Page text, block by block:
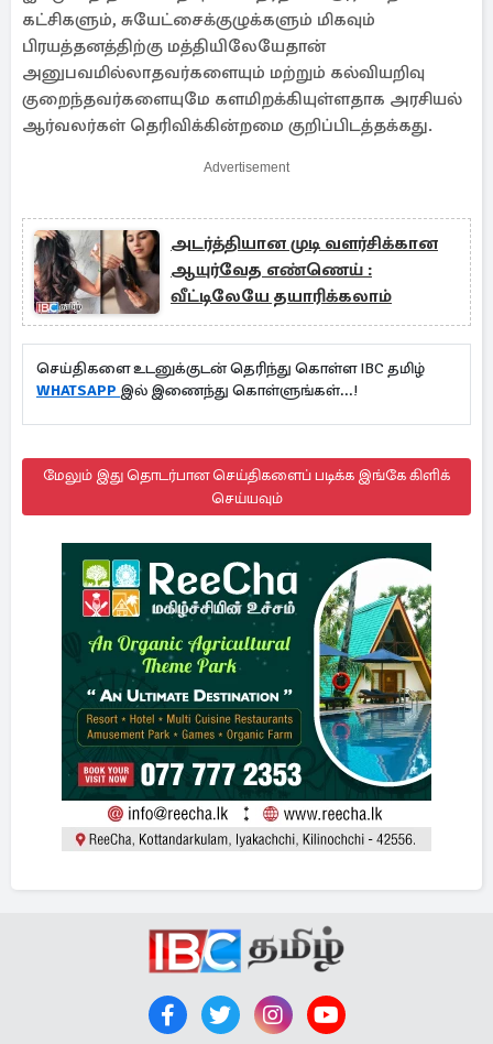
கட்சிகளும், சுயேட்சைக்குழுக்களும் மிகவும்
பிரயத்தனத்திற்கு மத்தியிலேயேதான்
அனுபவமில்லாதவர்களையும் மற்றும் கல்வியறிவு
குறைந்தவர்களையுமே களமிறக்கியுள்ளதாக அரசியல்
ஆர்வலர்கள் தெரிவிக்கின்றமை குறிப்பிடத்தக்கது.
Advertisement
அடர்த்தியான முடி வளர்சிக்கான
ஆயுர்வேத எண்ணெய் :
வீட்டிலேயே தயாரிக்கலாம்
செய்திகளை உடனுக்குடன் தெரிந்து கொள்ள IBC தமிழ்
WHATSAPP இல் இணைந்து கொள்ளுங்கள்...!
மேலும் இது தொடர்பான செய்திகளைப் படிக்க இங்கே கிளிக்
செய்யவும்